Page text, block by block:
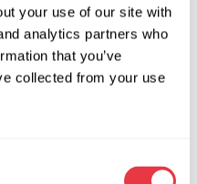
your use of our site with
analytics partners who
that you’ve
collected from your use
на ресурс работы
и степень
вредят резине
перепады, химические